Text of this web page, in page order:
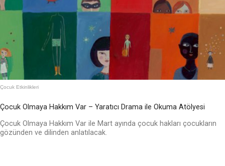
Çocuk Etkinlikleri
Çocuk Olmaya Hakkım Var – Yaratıcı Drama ile Okuma Atölyesi
Çocuk Olmaya Hakkım Var ile Mart ayında çocuk hakları çocukların
gözünden ve dilinden anlatılacak.